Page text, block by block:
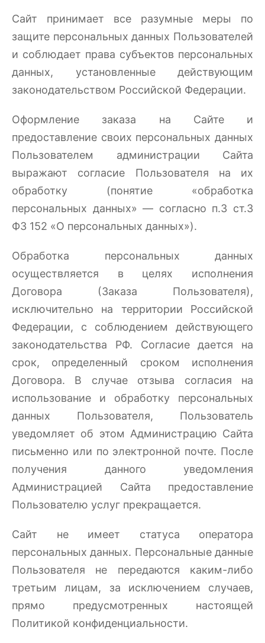
Сайт принимает все разумные меры по
защите персональных данных Пользователей
и соблюдает права субъектов персональных
данных, установленные действующим
законодательством Российской Федерации.
Оформление заказа на Сайте и
предоставление своих персональных данных
Пользователем администрации Сайта
выражают согласие Пользователя на их
обработку (понятие «обработка
персональных данных» — согласно п.3 ст.3
ФЗ 152 «О персональных данных»).
Обработка персональных данных
осуществляется в целях исполнения
Договора (Заказа Пользователя),
исключительно на территории Российской
Федерации, с соблюдением действующего
законодательства РФ. Согласие дается на
срок, определенный сроком исполнения
Договора. В случае отзыва согласия на
использование и обработку персональных
данных Пользователя, Пользователь
уведомляет об этом Администрацию Сайта
письменно или по электронной почте. После
получения данного уведомления
Администрацией Сайта предоставление
Пользователю услуг прекращается.
Сайт не имеет статуса оператора
персональных данных. Персональные данные
Пользователя не передаются каким-либо
третьим лицам, за исключением случаев,
прямо предусмотренных настоящей
Политикой конфиденциальности.